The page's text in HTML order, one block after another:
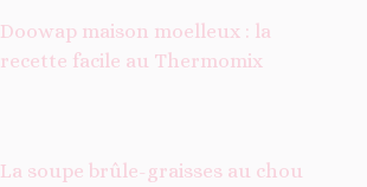
Doowap maison moelleux : la
recette facile au Thermomix
La soupe brûle-graisses au chou